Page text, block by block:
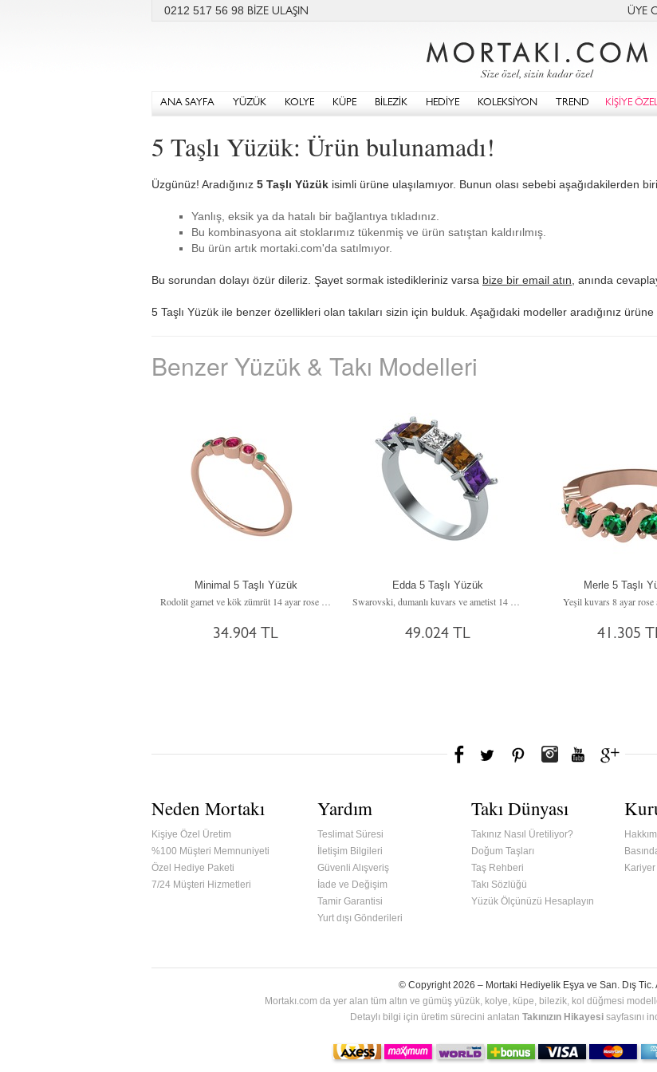
0212 517 56 98 BİZE ULAŞIN ÜYE
ANA SAYFA YÜZÜK KOLYE KÜPE BİLEZİK HEDİYE KOLEKSİYON TREND KİŞİYE
5 Taşlı Yüzük: Ürün bulunamadı!
Üzgünüz! Aradığınız 5 Taşlı Yüzük isimli ürüne ulaşılamıyor. Bunun olası sebebi aşağıdakilerden
Yanlış, eksik ya da hatalı bir bağlantıya tıkladınız.
Bu kombinasyona ait stoklarımız tükenmiş ve ürün satıştan kaldırılmış.
Bu ürün artık mortaki.com'da satılmıyor.
Bu sorundan dolayı özür dileriz. Şayet sormak istedikleriniz varsa bize bir email atın , anında
5 Taşlı Yüzük ile benzer özellikleri olan takıları sizin için bulduk. Aşağıdaki modeller aradığınız ürüne
Benzer Yüzük & Takı Modelleri
Minimal 5 Taşlı Yüzük
34.904 TL
Edda 5 Taşlı Yüzük
49.024 TL
Merle 5 Taşlı
Yeşil kuvars 8 ayar rose
41.305
Neden Mortakı
Kişiye Özel Üretim
%100 Müşteri Memnuniyeti
Özel Hediye Paketi
7/24 Müşteri Hizmetleri
Yardım
Teslimat Süresi
İletişim Bilgileri
Güvenli Alışveriş
İade ve Değişim
Tamir Garantisi
Yurt dışı Gönderileri
Takı Dünyası
Takınız Nasıl Üretiliyor?
Doğum Taşları
Taş Rehberi
Takı Sözlüğü
Yüzük Ölçünüzü Hesaplayın
Kariyer
© Copyright 2026 – Mortaki Hediyelik Eşya ve San. Dış Tic.
Mortakı.com da yer alan tüm altın ve gümüş yüzük, kolye, küpe, bilezik, kol düğmesi
Detaylı bilgi için üretim sürecini anlatan Takınızın Hikayesi sayfasını